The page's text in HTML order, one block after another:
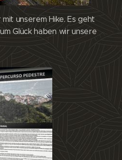
unserem Hike. Es geht
Glück haben wir unsere